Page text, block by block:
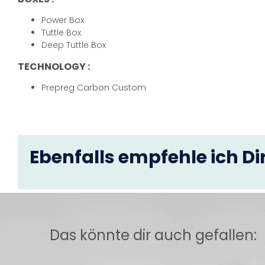
Power Box
Tuttle Box
Deep Tuttle Box
TECHNOLOGY :
Prepreg Carbon Custom
Ebenfalls empfehle ich
Das könnte dir auch gefallen: